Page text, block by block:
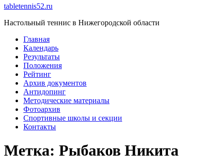
tabletennis52.ru
Настольный теннис в Нижегородской области
Главная
Календарь
Результаты
Положения
Рейтинг
Архив документов
Антидопинг
Методические материалы
Фотоархив
Спортивные школы и секции
Контакты
Метка: Рыбаков Никита